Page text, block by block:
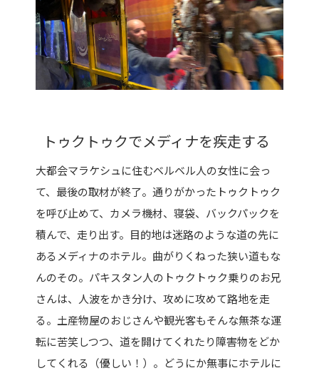
トゥクトゥクでメディナを疾走する
大都会マラケシュに住むベルベル人の女性に会っ
て、最後の取材が終了。通りがかったトゥクトゥク
を呼び止めて、カメラ機材、寝袋、バックパックを
積んで、走り出す。目的地は迷路のような道の先に
あるメディナのホテル。曲がりくねった狭い道もな
んのその。パキスタン人のトゥクトゥク乗りのお兄
さんは、人波をかき分け、攻めに攻めて路地を走
る。土産物屋のおじさんや観光客もそんな無茶な運
転に苦笑しつつ、道を開けてくれたり障害物をどか
してくれる（優しい！）。どうにか無事にホテルに